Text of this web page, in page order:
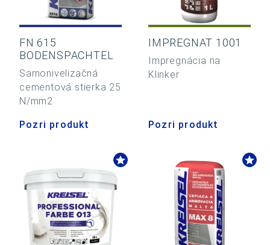
FN 615
BODENSPACHTEL
Samonivelizačná
cementová stierka 25
N/mm2
Pozri produkt
IMPREGNAT 1001
Impregnácia na
Klinker
Pozri produkt